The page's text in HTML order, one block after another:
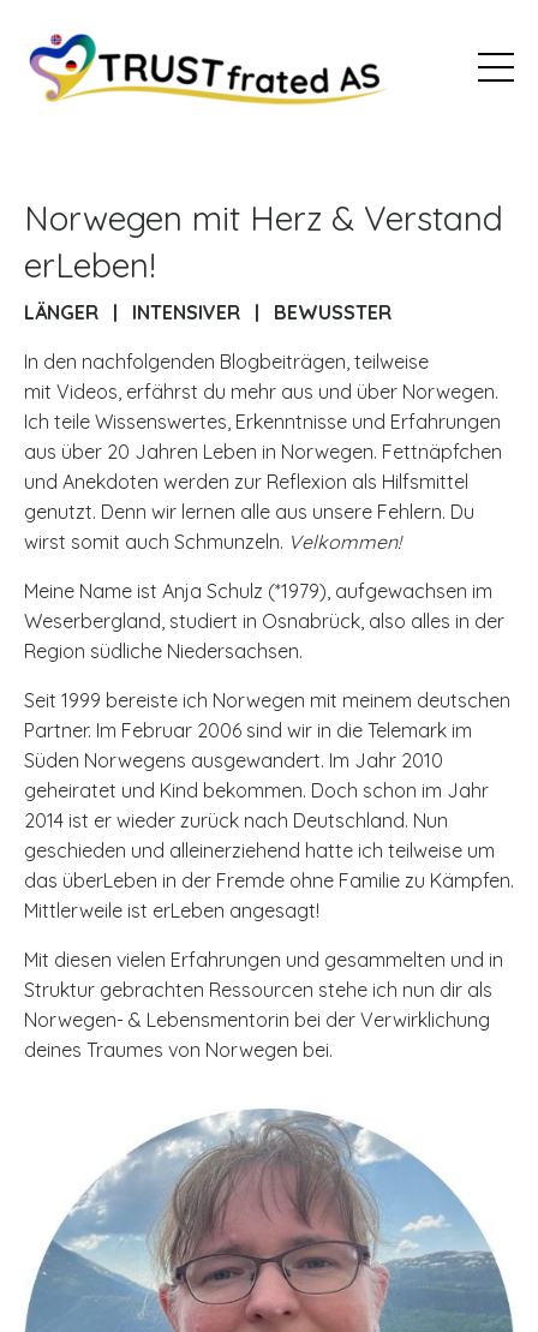
Norwegen mit Herz & Verstand
erLeben!
LÄNGER | INTENSIVER | BEWUSSTER
In den nachfolgenden Blogbeiträgen, teilweise
mit Videos, erfährst du mehr aus und über Norwegen.
Ich teile Wissenswertes, Erkenntnisse und Erfahrungen
aus über 20 Jahren Leben in Norwegen. Fettnäpfchen
und Anekdoten werden zur Reflexion als Hilfsmittel
genutzt. Denn wir lernen alle aus unsere Fehlern. Du
wirst somit auch Schmunzeln. Velkommen!
Meine Name ist Anja Schulz (*1979), aufgewachsen im
Weserbergland, studiert in Osnabrück, also alles in der
Region südliche Niedersachsen.
Seit 1999 bereiste ich Norwegen mit meinem deutschen
Partner. Im Februar 2006 sind wir in die Telemark im
Süden Norwegens ausgewandert. Im Jahr 2010
geheiratet und Kind bekommen. Doch schon im Jahr
2014 ist er wieder zurück nach Deutschland. Nun
geschieden und alleinerziehend hatte ich teilweise um
das überLeben in der Fremde ohne Familie zu Kämpfen.
Mittlerweile ist erLeben angesagt!
Mit diesen vielen Erfahrungen und gesammelten und in
Struktur gebrachten Ressourcen stehe ich nun dir als
Norwegen- & Lebensmentorin bei der Verwirklichung
deines Traumes von Norwegen bei.